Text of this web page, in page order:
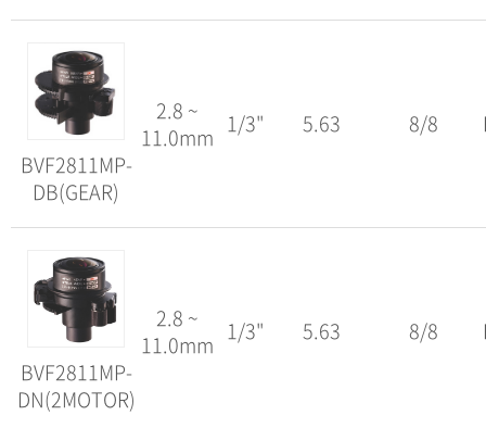
BVF2811MP-
DB(GEAR)
2.8 ~
11.0mm 1/3" 5.63 8/8
BVF2811MP-
DN(2MOTOR)
2.8 ~
11.0mm 1/3" 5.63 8/8